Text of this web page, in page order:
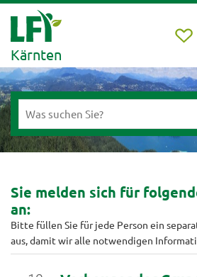
Kärnten
Sie melden sich für
an:
Bitte füllen Sie für jede Person ein
aus, damit wir alle notwendigen